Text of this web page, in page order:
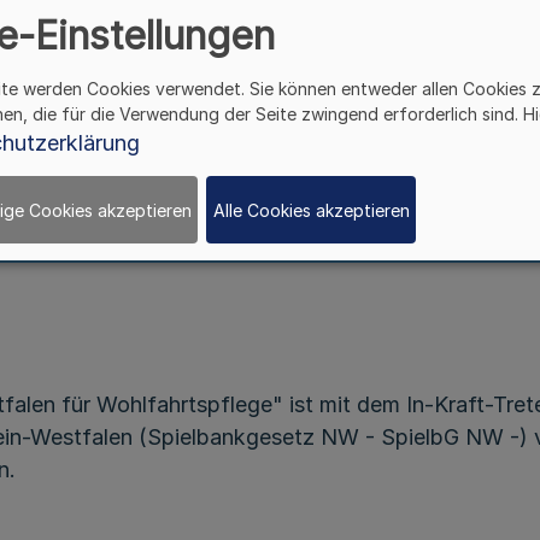
Satzung der „Stiftung des Landes
Nordrhein-Westfalen für Wohlfahrtspflege“
Ministeriums für Gesundheit, Soziales, Frauen und
v. 15.11.2004 -V 8-4460-64.1
für Wohlfahrtspflege" ist mit dem In-Kraft-
Westfalen (Spielbankgesetz NW - SpielbG NW -)
Einstellungen
werden Cookies verwendet. Sie können entweder allen Cookies
die für die Verwendung der Seite zwingend erforderlich sind.
Cookies akzeptieren Alle Cookies akzeptieren